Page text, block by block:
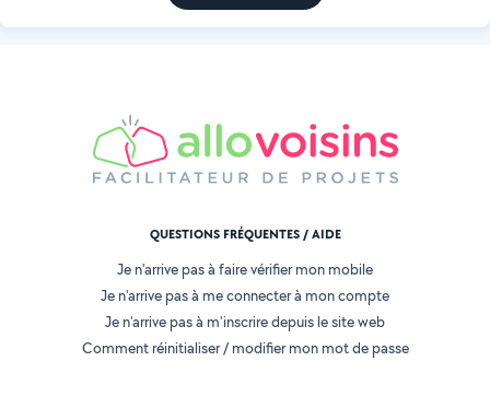
QUESTIONS FRÉQUENTES / AIDE
Je n'arrive pas à faire vérifier mon mobile
Je n'arrive pas à me connecter à mon compte
Je n'arrive pas à m'inscrire depuis le site web
Comment réinitialiser / modifier mon mot de passe